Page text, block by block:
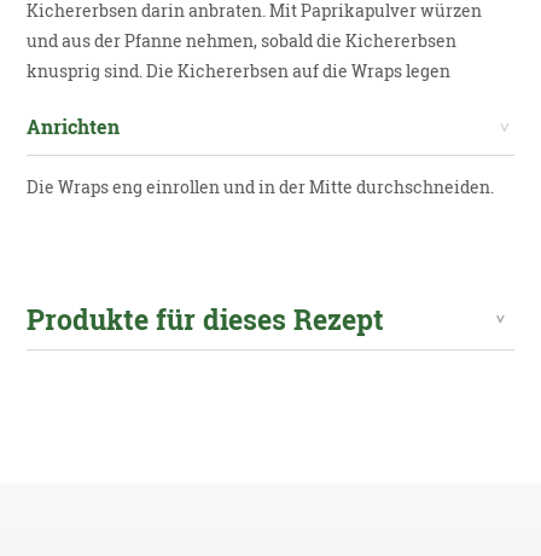
Kichererbsen darin anbraten. Mit Paprikapulver würzen
und aus der Pfanne nehmen, sobald die Kichererbsen
knusprig sind. Die Kichererbsen auf die Wraps legen
Anrichten
Die Wraps eng einrollen und in der Mitte durchschneiden.
Produkte für dieses Rezept